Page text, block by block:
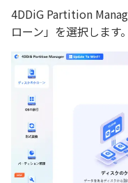
4DDiG Partition
ローン」を選択します。